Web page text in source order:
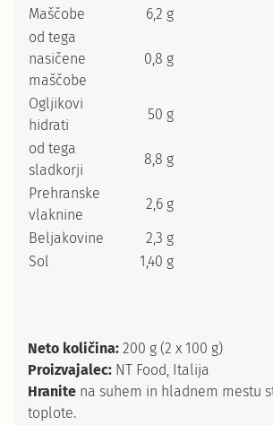
Maščobe
6,2 g
od tega
nasičene
maščobe
0,8 g
Ogljikovi
hidrati
50 g
od tega
sladkorji
8,8 g
Prehranske
vlaknine
2,6 g
Beljakovine
2,3 g
Sol
1,40 g
Neto količina: 200 g (2 x 100 g)
Proizvajalec: NT Food, Italija
Hranite na suhem in hladnem mestu
toplote.